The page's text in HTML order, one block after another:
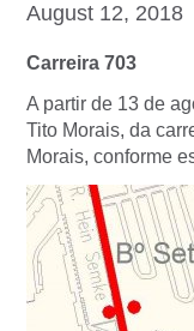
August 12, 2018
Carreira 703
A partir de 13 de
Tito Morais, da
Morais, conforme